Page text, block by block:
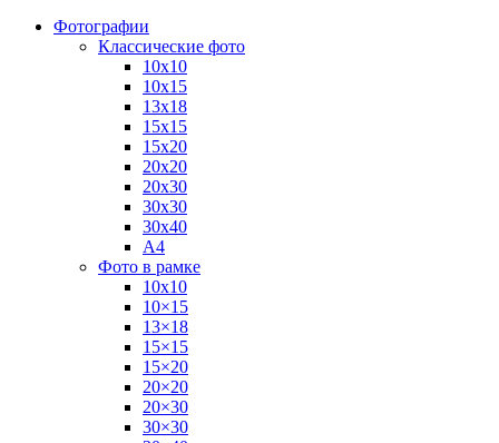
Фотографии
Классические фото
10х10
10х15
13х18
15х15
15х20
20х20
20х30
30х30
30х40
А4
Фото в рамке
10х10
10×15
13×18
15×15
15×20
20×20
20×30
30×30